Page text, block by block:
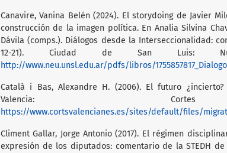
Canavire, Vanina Belén (2024). El storydoing de Javier
construcción de la imagen política. En Analia Silvina
Dávila (comps.). Diálogos desde la Interseccionalidad:
12-21). Ciudad de San Luis:
http://www.neu.unsl.edu.ar/pdfs/libros/
Català i Bas, Alexandre H. (2006). El futuro
Valencia: Cortes
https://www.cortsvalencianes.es/sites/default/files/migrated/
Climent Gallar, Jorge Antonio (2017). El régimen
expresión de los diputados: comentario de la STEDH de